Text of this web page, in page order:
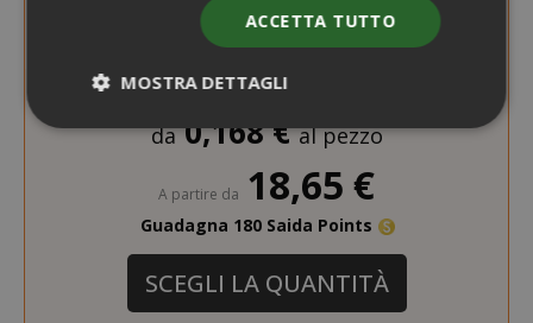
da 0,168 € al pezzo
A partire da 18,65 €
Guadagna 180 Saida Points
SCEGLI LA QUANTITÀ
ACCETTA TUTTO
MOSTRA DETTAGLI
Strettamente necessari
Performance
Targeting
Funzionalità
I cookie strettamente necessari
consentono le funzionalità principali del
sito web come l'accesso dell'utente e la